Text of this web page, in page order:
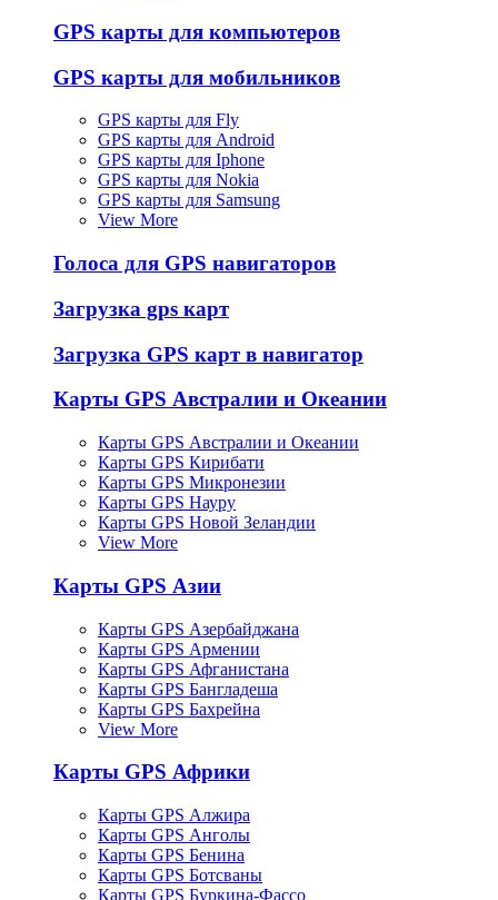
GPS карты для компьютеров
GPS карты для мобильников
GPS карты для Fly
GPS карты для Android
GPS карты для Iphone
GPS карты для Nokia
GPS карты для Samsung
View More
Голоса для GPS навигаторов
Загрузка gps карт
Загрузка GPS карт в навигатор
Карты GPS Австралии и Океании
Карты GPS Австралии и Океании
Карты GPS Кирибати
Карты GPS Микронезии
Карты GPS Науру
Карты GPS Новой Зеландии
View More
Карты GPS Азии
Карты GPS Азербайджана
Карты GPS Армении
Карты GPS Афганистана
Карты GPS Бангладеша
Карты GPS Бахрейна
View More
Карты GPS Африки
Карты GPS Алжира
Карты GPS Анголы
Карты GPS Бенина
Карты GPS Ботсваны
Карты GPS Буркина-Фассо